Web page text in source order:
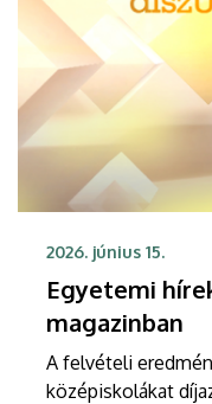
2026. június 15.
Egyetemi
magazinban
A felvételi
középiskolákat